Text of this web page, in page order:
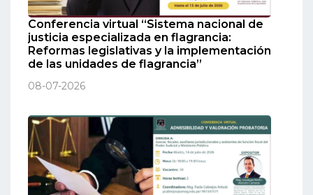
Conferencia virtual “Sistema nacional de
justicia especializada en flagrancia:
Reformas legislativas y la implementación
de las unidades de flagrancia”
08-07-2026